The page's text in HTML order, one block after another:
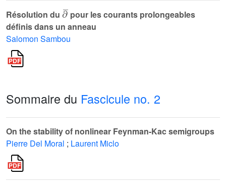
Résolution du
∂¯
pour les courants prolongeables
définis dans un anneau
Salomon Sambou
Sommaire du Fascicule no. 2
On the stability of nonlinear Feynman-Kac semigroups
Pierre Del Moral ; Laurent Miclo